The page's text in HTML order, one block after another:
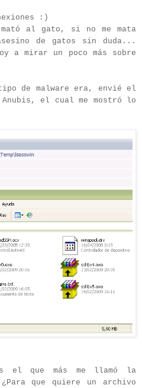
:)
al gato, si no me mata
de gatos sin duda...
a mirar un poco más sobre
de malware era, envié el
el cual me mostró lo
el que más me llamó la
¿Para que quiere un archivo